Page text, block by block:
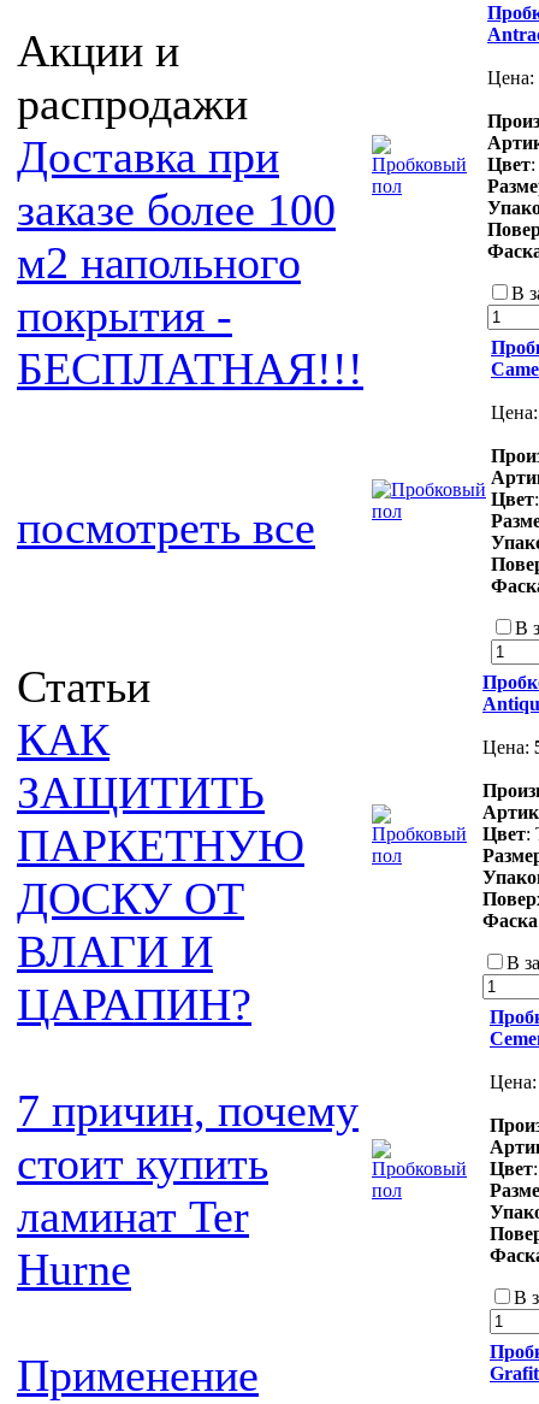
Акции и
распродажи
Доставка при
заказе более 100
м2 напольного
покрытия -
БЕСПЛАТНАЯ!!!
посмотреть все
Статьи
КАК
ЗАЩИТИТЬ
ПАРКЕТНУЮ
ДОСКУ ОТ
ВЛАГИ И
ЦАРАПИН?
7 причин, почему
стоит купить
ламинат Ter
Hurne
Применение
Цена:
Цвет
В
Цвет
В
Цена:
Цвет:
Фаска
В
Цвет
В